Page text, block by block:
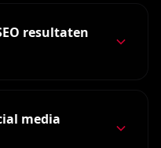
resultaten
media